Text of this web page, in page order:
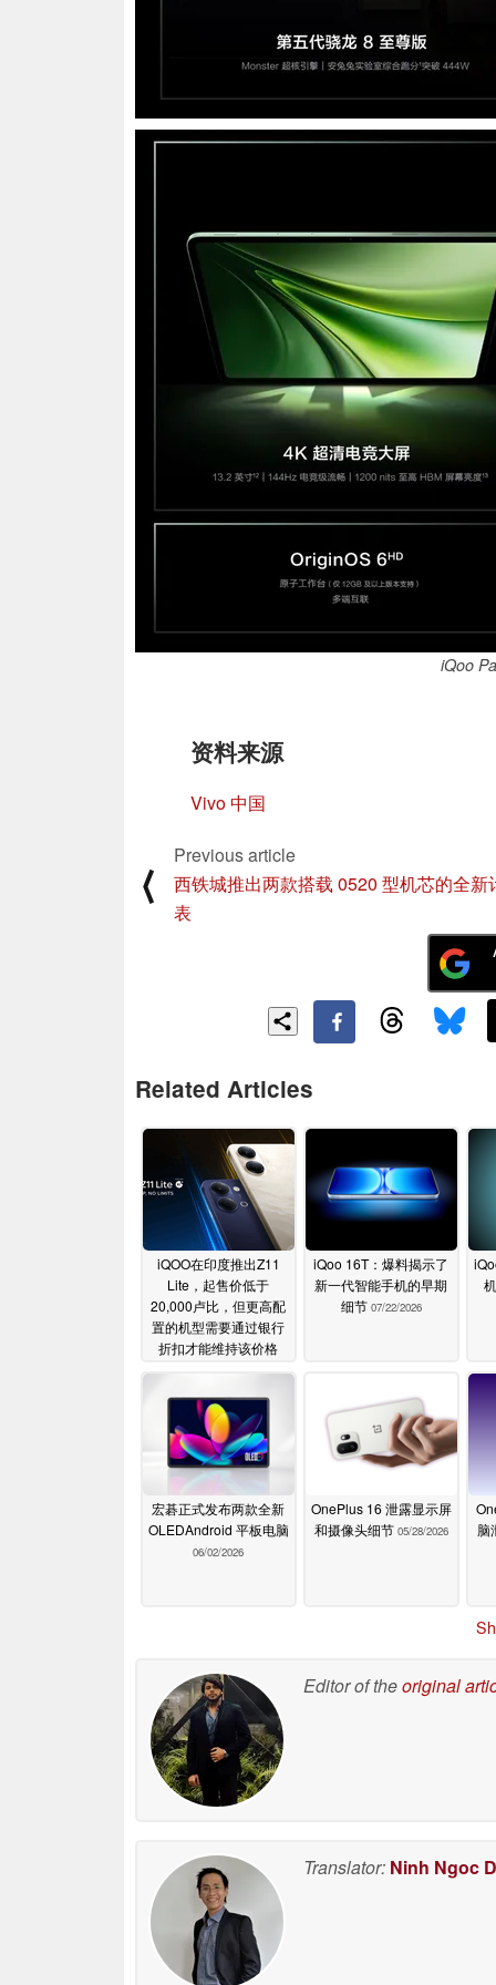
iQoo
资料来源
Vivo 中国
⟨
Previous article
西铁城推出两款搭载 0520 型机芯的全新
表
Related Articles
iQOO在印度推出Z11
Lite，起售价低于
20,000卢比，但更高配
置的机型需要通过银行
折扣才能维持该价格
iQoo 16T：爆料揭示了
新一代智能手机的早期
细节 07/22/2026
宏碁正式发布两款全新
OLEDAndroid 平板电脑
06/02/2026
OnePlus 16 泄露显示屏
和摄像头细节 05/28/2026
脑
Editor of theoriginal
Translator: Ninh Ngoc